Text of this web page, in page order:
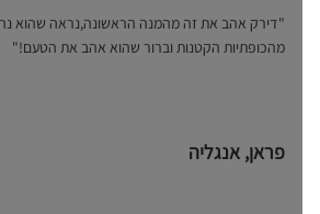
"דירק אהב את זה מהמנה הראשונה,נראה שהוא נהנה
מהכופתיות הקטנות וברור שהוא אהב את הטעם!"
פראן, אנגליה